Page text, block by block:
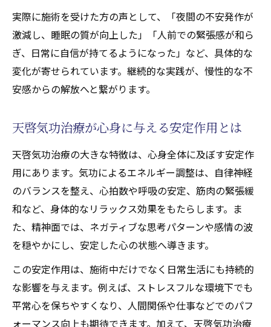
天啓気功治療で絶え間ない不安感に挑む
天啓気功治療や療法で活性化するクンダリ
ニーチャクラ覚醒の適切な進め方
心の奥底まで届く療法の本質解説
自己治癒力活性による不安症克服の実例
天啓気功治療が支持される理由と根拠
実際に施術を受けた方の声として、「夜間の不安発作が
激減し、睡眠の質が向上した」「人前での緊張感が和ら
ぎ、日常に自信が持てるようになった」など、具体的な
変化が寄せられています。継続的な実践が、慢性的な不
安感からの解放へと繋がります。
天啓気功治療が心身に与える安定作用とは
天啓気功治療の大きな特徴は、心身全体に及ぼす安定作
用にあります。気功によるエネルギー調整は、自律神経
のバランスを整え、心拍数や呼吸の安定、筋肉の緊張緩
和など、身体的なリラックス効果をもたらします。ま
た、精神面では、ネガティブな思考パターンや感情の波
を穏やかにし、安定した心の状態へ導きます。
この安定作用は、施術中だけでなく日常生活にも持続的
な影響を与えます。例えば、ストレスフルな環境下でも
平常心を保ちやすくなり、人間関係や仕事などでのパフ
ォーマンス向上も期待できます。加えて、天啓気功治療